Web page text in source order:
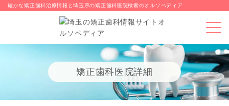
確かな矯正歯科治療情報と埼玉県の矯正歯科医院検索のオルソペディア
矯正歯科医院詳細